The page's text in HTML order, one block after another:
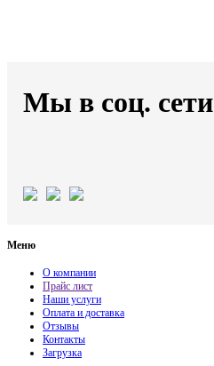
Мы в соц. сети
Меню
О компании
Прайс лист
Наши услуги
Оплата и доставка
Отзывы
Контакты
Загрузка